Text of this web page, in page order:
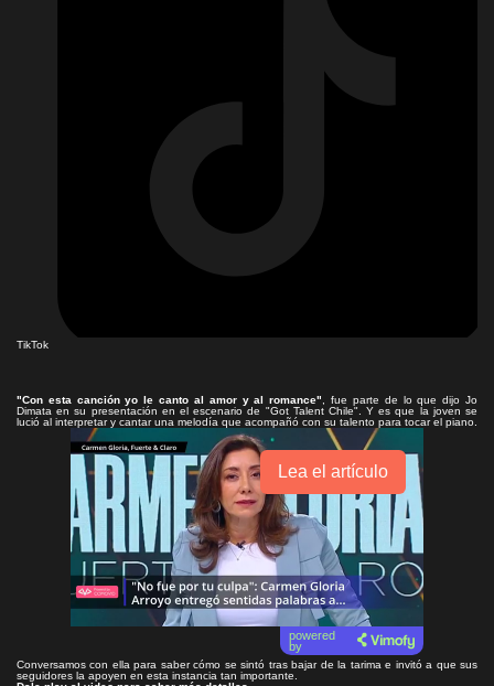
TikTok
"Con esta canción yo le canto al amor y al romance"
, fue parte de lo que dijo Jo
Dimata en su presentación en el escenario de "Got Talent Chile". Y es que la joven se
lució al interpretar y cantar una melodía que acompañó con su talento para tocar el piano.
Lea el artículo
powered
by
Conversamos con ella para saber cómo se sintó tras bajar de la tarima e invitó a que sus
seguidores la apoyen en esta instancia tan importante.